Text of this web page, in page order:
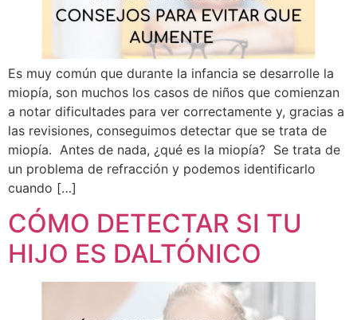
Es muy común que durante la infancia se desarrolle la
miopía, son muchos los casos de niños que comienzan
a notar dificultades para ver correctamente y, gracias a
las revisiones, conseguimos detectar que se trata de
miopía. Antes de nada, ¿qué es la miopía? Se trata de
un problema de refracción y podemos identificarlo
cuando […]
CÓMO DETECTAR SI TU
HIJO ES DALTÓNICO